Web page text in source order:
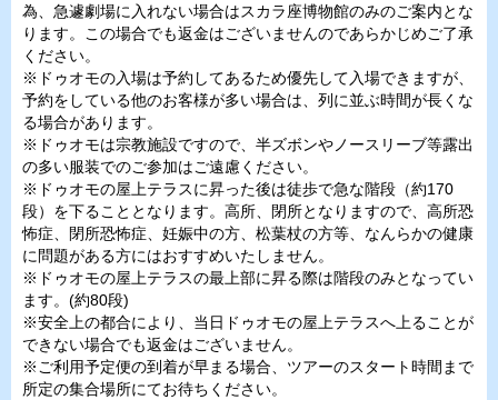
為、急遽劇場に入れない場合はスカラ座博物館のみのご案内とな
ります。この場合でも返金はございませんのであらかじめご了承
ください。
※ドゥオモの入場は予約してあるため優先して入場できますが、
予約をしている他のお客様が多い場合は、列に並ぶ時間が長くな
る場合があります。
※ドゥオモは宗教施設ですので、半ズボンやノースリーブ等露出
の多い服装でのご参加はご遠慮ください。
※ドゥオモの屋上テラスに昇った後は徒歩で急な階段（約170
段）を下ることとなります。高所、閉所となりますので、高所恐
怖症、閉所恐怖症、妊娠中の方、松葉杖の方等、なんらかの健康
に問題がある方にはおすすめいたしません。
※ドゥオモの屋上テラスの最上部に昇る際は階段のみとなってい
ます。(約80段)
※安全上の都合により、当日ドゥオモの屋上テラスへ上ることが
できない場合でも返金はございません。
※ご利用予定便の到着が早まる場合、ツアーのスタート時間まで
所定の集合場所にてお待ちください。